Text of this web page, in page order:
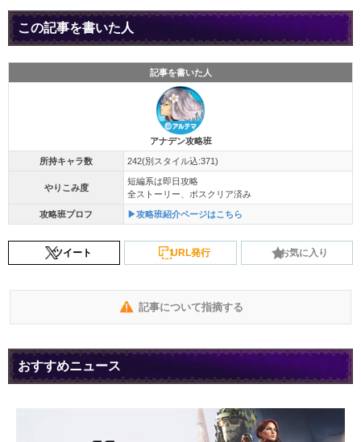
この記事を書いた人
記事を書いた人
アナデン攻略班
所持キャラ数 242(別スタイル込:371)
やりこみ度
短編系は即日攻略
全ストーリー、ボスクリア済み
攻略班プロフ ▶攻略班紹介ページはこちら
ツイート URL発行 お気に入り
記事について指摘する
おすすめニュース